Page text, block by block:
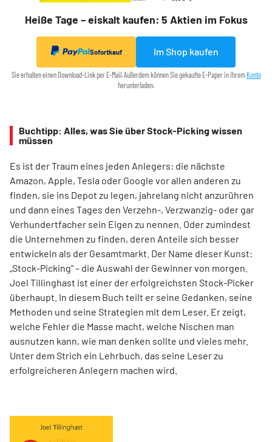
Heiße Tage – eiskalt kaufen: 5 Aktien im Fokus
Sofortkauf Im Shop kaufen
Sie erhalten einen Download-Link per E-Mail. Außerdem können Sie gekaufte E-Paper in IhremKonto
herunterladen.
Buchtipp: Alles, was Sie über Stock-Picking wissen
müssen
Es ist der Traum eines jeden Anlegers: die nächste
Amazon, Apple, Tesla oder Google vor allen anderen zu
finden, sie ins Depot zu legen, jahrelang nicht anzurühren
und dann eines Tages den Verzehn-, Verzwanzig- oder gar
Verhundertfacher sein Eigen zu nennen. Oder zumindest
die Unternehmen zu finden, deren Anteile sich besser
entwickeln als der Gesamtmarkt. Der Name dieser Kunst:
„Stock-Picking“ – die Auswahl der Gewinner von morgen.
Joel Tillinghast ist einer der erfolgreichsten Stock-Picker
überhaupt. In diesem Buch teilt er seine Gedanken, seine
Methoden und seine Strategien mit dem Leser. Er zeigt,
welche Fehler die Masse macht, welche Nischen man
ausnutzen kann, wie man denken sollte und vieles mehr.
Unter dem Strich ein Lehrbuch, das seine Leser zu
erfolgreicheren Anlegern machen wird.